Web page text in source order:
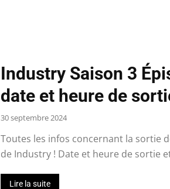
Industry Saison 3
date et heure de
30 septembre 2024
Toutes les infos concernant la sortie
de Industry ! Date et heure de sortie
Lire la suite